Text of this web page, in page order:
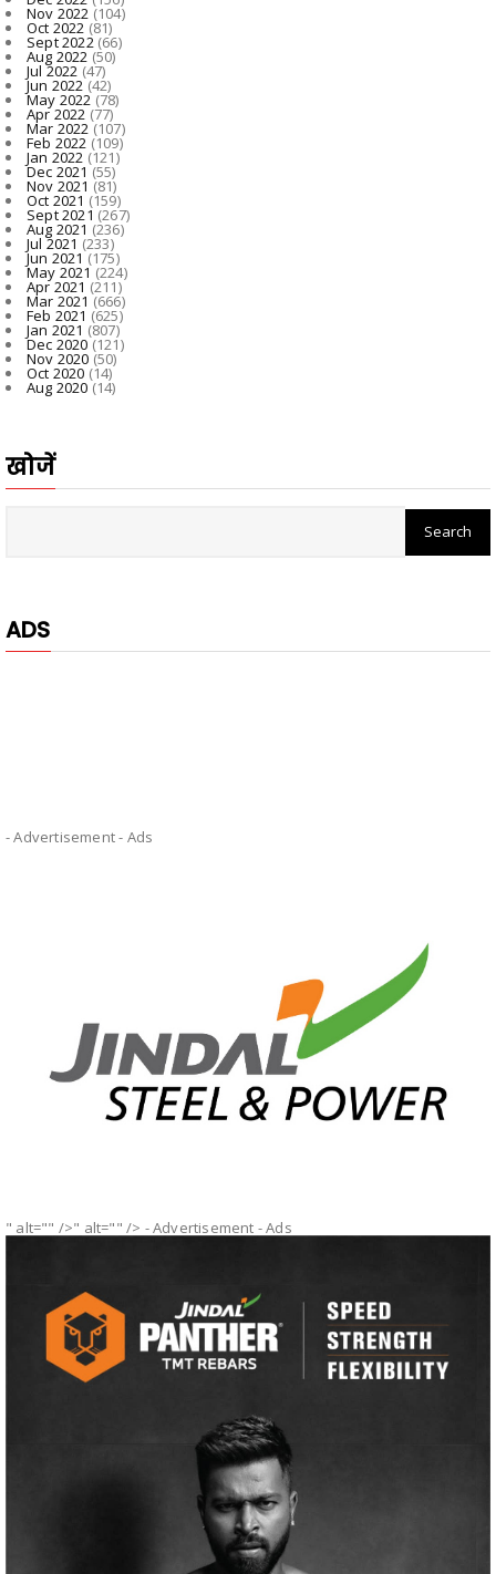
Nov 2022 (104)
Oct 2022 (81)
Sept 2022(66)
Aug 2022 (50)
Jul 2022 (47)
Jun 2022(42)
May 2022(78)
Apr 2022 (77)
Mar 2022(107)
Feb 2022 (109)
Jan 2022 (121)
Dec 2021 (55)
Nov 2021 (81)
Oct 2021 (159)
Sept 2021 (267)
Aug 2021 (236)
Jul 2021 (233)
Jun 2021(175)
May 2021(224)
Apr 2021 (211)
Mar 2021 (666)
Feb 2021 (625)
Jan 2021 (807)
Dec 2020(121)
Nov 2020 (50)
Oct 2020 (14)
Aug 2020(14)
खोजें
ADS
- Advertisement - Ads
" alt="" />" alt="" /> - Advertisement -Ads